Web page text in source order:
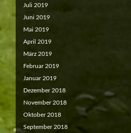
Juli 2019
Juni 2019
Mai 2019
April 2019
März 2019
Februar 2019
Januar 2019
Dezember 2018
November 2018
Oktober 2018
September 2018